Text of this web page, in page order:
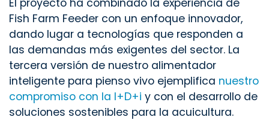
El proyecto ha combinado la experiencia de
Fish Farm Feeder con un enfoque innovador,
dando lugar a tecnologías que responden a
las demandas más exigentes del sector. La
tercera versión de nuestro alimentador
inteligente para pienso vivo ejemplifica nuestro
compromiso con la I+D+i y con el desarrollo de
soluciones sostenibles para la acuicultura.